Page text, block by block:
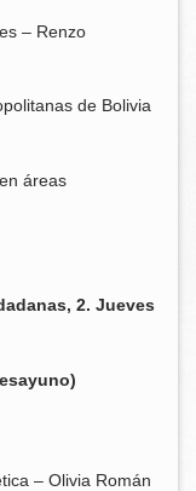
– Renzo
de Bolivia
áreas
2. Jueves
– Olivia Román